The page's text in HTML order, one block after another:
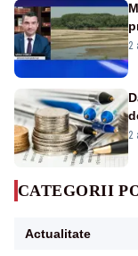
2
2
CATEGORII
Actualitate